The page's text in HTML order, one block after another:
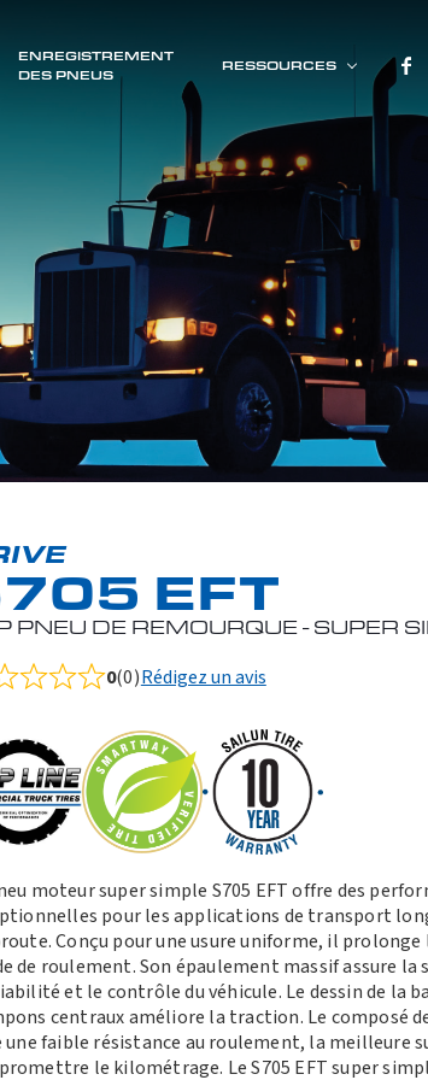
ENREGISTREMENT
DES PNEUS
RESSOURCES
EFT
PNEU DE REMOURQUE - SUPER
Rated
out
of
5
0(0)Rédigez un avis
moteur super simple S705 EFT offre des
pour les applications de transport
Conçu pour une usure uniforme, il prolonge
de roulement. Son épaulement massif assure
et le contrôle du véhicule. Le dessin de la
centraux améliore la traction. Le composé
faible résistance au roulement, la meilleure
le kilométrage. Le S705 EFT super